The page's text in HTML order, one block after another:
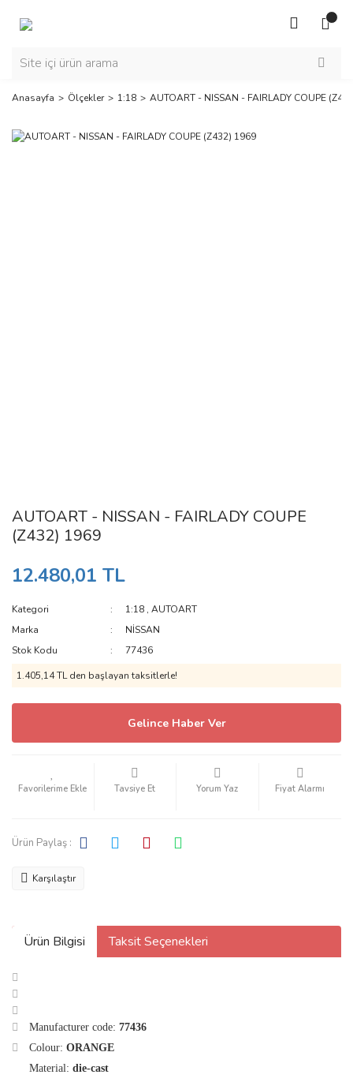
Anasayfa Ölçekler 1:18 AUTOART - NISSAN - FAIRLADY COUPE
AUTOART - NISSAN - FAIRLADY COUPE
(Z432) 1969
12.480,01 TL
Kategori 1:18 ,AUTOART
Marka
NİSSAN
Stok Kodu
77436
1.405,14 TL den başlayan taksitlerle!
Gelince Haber Ver
Tavsiye Et Yorum Yaz Fiyat Alarmı
Ürün Paylaş :
Karşılaştır
Ürün Bilgisi Taksit Seçenekleri
Manufacturer code: 77436
Colour: ORANGE
Material: die-cast